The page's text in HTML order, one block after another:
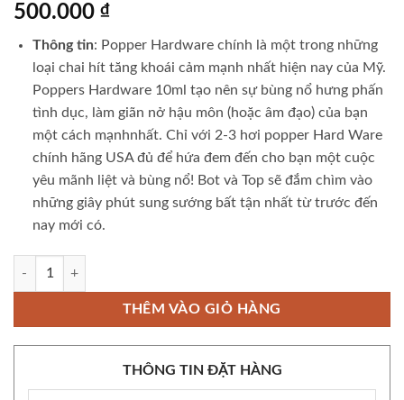
500.000 ₫
Thông tin: Popper Hardware chính là một trong những
loại chai hít tăng khoái cảm mạnh nhất hiện nay của Mỹ.
Poppers Hardware 10ml tạo nên sự bùng nổ hưng phấn
tình dục, làm giãn nở hậu môn (hoặc âm đạo) của bạn
một cách mạnhnhất. Chỉ với 2-3 hơi popper Hard Ware
chính hãng USA đủ để hứa đem đến cho bạn một cuộc
yêu mãnh liệt và bùng nổ! Bot và Top sẽ đắm chìm vào
những giây phút sung sướng bất tận nhất từ trước đến
nay mới có.
Popper Hardware 10ml chính hãng Mỹ USA PWD số lượng
THÊM VÀO GIỎ HÀNG
THÔNG TIN ĐẶT HÀNG